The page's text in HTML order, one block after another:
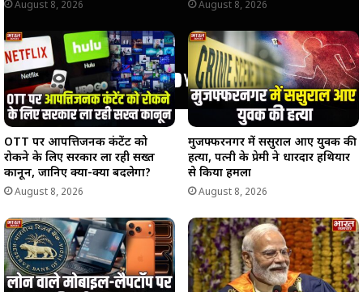
August 8, 2026 August 8, 2026
OTT पर आपत्तिजनक कंटेंट को
रोकने के लिए सरकार ला रही सख्त
कानून, जानिए क्या-क्या बदलेगा?
August 8, 2026
मुजफ्फरनगर में ससुराल आए युवक की
हत्या, पत्नी के प्रेमी ने धारदार हथियार
से किया हमला
August 8, 2026